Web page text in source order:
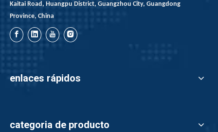
Kaitai Road, Huangpu District, Guangzhou City, Guangdong
Province, China
enlaces rápidos
categoria de producto